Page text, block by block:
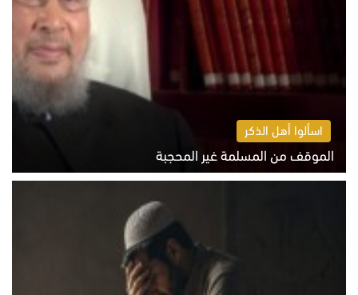
اسألوا أهل الذكر
الموقف من المسلمة غير المحجبة
الخميس 6 أغسطس 2026 10:45 ص